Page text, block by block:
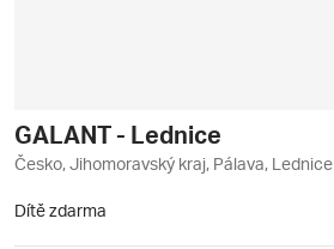
GALANT - Lednice
Česko, Jihomoravský kraj, Pálava, Lednice
Dítě zdarma